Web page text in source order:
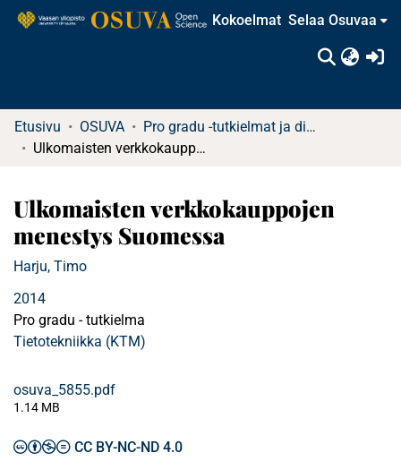
Kokoelmat Selaa Osuvaa
Etusivu OSUVA
Pro gradu -tutkielmat ja diplomityöt
Ulkomaisten verkkokauppojen menestys Suomessa
Ulkomaisten verkkokauppojen
menestys Suomessa
Harju, Timo
2014
Pro gradu - tutkielma
Tietotekniikka (KTM)
osuva_5855.pdf
1.14 MB
CC BY-NC-ND 4.0